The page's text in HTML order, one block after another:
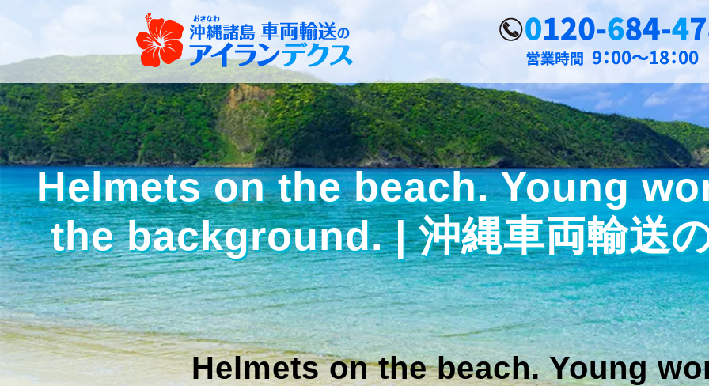
Helmets on the beach. Young
the background. | 沖縄車両輸送
Helmets on the beach. Young